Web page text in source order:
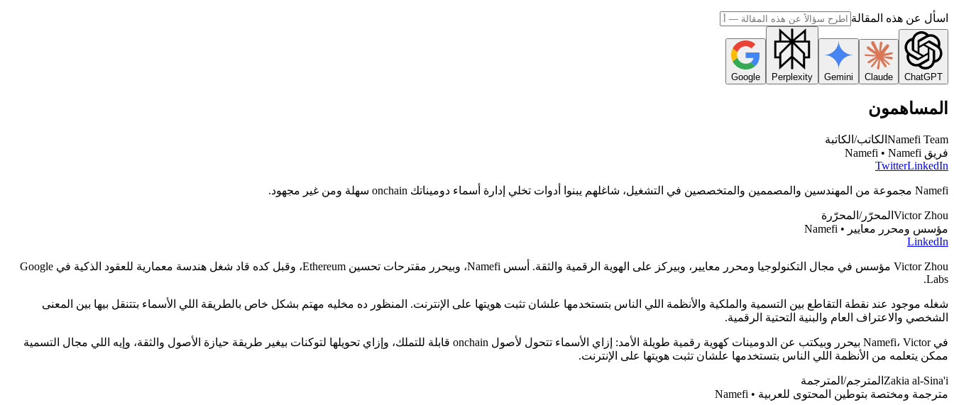
اسأل عن هذه المقالة
ChatGPT
Claude
Gemini
Perplexity
Google
المساهمون
Namefi Team الكاتب/الكاتبة
فريق Namefi • Namefi
TwitterLinkedIn
Namefi مجموعة من المهندسين والمصممين والمتخصصين في التشغيل، شاغلهم يبنوا أدوات تخلي إدارة أسماء دوميناتك onchain سهلة ومن غير مجهود.
Victor Zhou المحرّر/المحرّرة
مؤسس ومحرر معايير • Namefi
LinkedIn
Victor Zhou مؤسس في مجال التكنولوجيا ومحرر معايير، وبيركز على الهوية الرقمية والثقة. أسس Namefi، وبيحرر مقترحات تحسين Ethereum، وقبل كده قاد شغل هندسة معمارية للعقود الذكية في Google
Labs.
شغله موجود عند نقطة التقاطع بين التسمية والملكية والأنظمة اللي الناس بتستخدمها علشان تثبت هويتها على الإنترنت. المنظور ده مخليه مهتم بشكل خاص بالطريقة اللي الأسماء بتتنقل بيها بين المعنى
الشخصي والاعتراف العام والبنية التحتية الرقمية.
في Namefi، Victor بيحرر وبيكتب عن الدومينات كهوية رقمية طويلة الأمد: إزاي الأسماء تتحول لأصول onchain قابلة للتملك، وإزاي تحويلها لتوكنات بيغير طريقة حيازة الأصول والثقة، وإيه اللي مجال التسمية
ممكن يتعلمه من الأنظمة اللي الناس بتستخدمها علشان تثبت هويتها على الإنترنت.
Zakia al-Sina'i المترجم/المترجمة
مترجمة ومختصة بتوطين المحتوى للعربية • Namefi